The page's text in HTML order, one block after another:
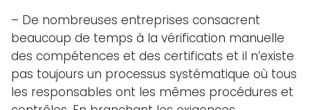
– De nombreuses entreprises consacrent
beaucoup de temps à la vérification manuelle
des compétences et des certificats et il n’existe
pas toujours un processus systématique où tous
les responsables ont les mêmes procédures et